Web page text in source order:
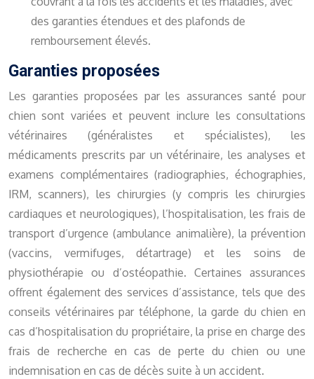
des garanties étendues et des plafonds de
remboursement élevés.
Garanties proposées
Les garanties proposées par les assurances santé pour
chien sont variées et peuvent inclure les consultations
vétérinaires (généralistes et spécialistes), les
médicaments prescrits par un vétérinaire, les analyses et
examens complémentaires (radiographies, échographies,
IRM, scanners), les chirurgies (y compris les chirurgies
cardiaques et neurologiques), l’hospitalisation, les frais de
transport d’urgence (ambulance animalière), la prévention
(vaccins, vermifuges, détartrage) et les soins de
physiothérapie ou d’ostéopathie. Certaines assurances
offrent également des services d’assistance, tels que des
conseils vétérinaires par téléphone, la garde du chien en
cas d’hospitalisation du propriétaire, la prise en charge des
frais de recherche en cas de perte du chien ou une
indemnisation en cas de décès suite à un accident.